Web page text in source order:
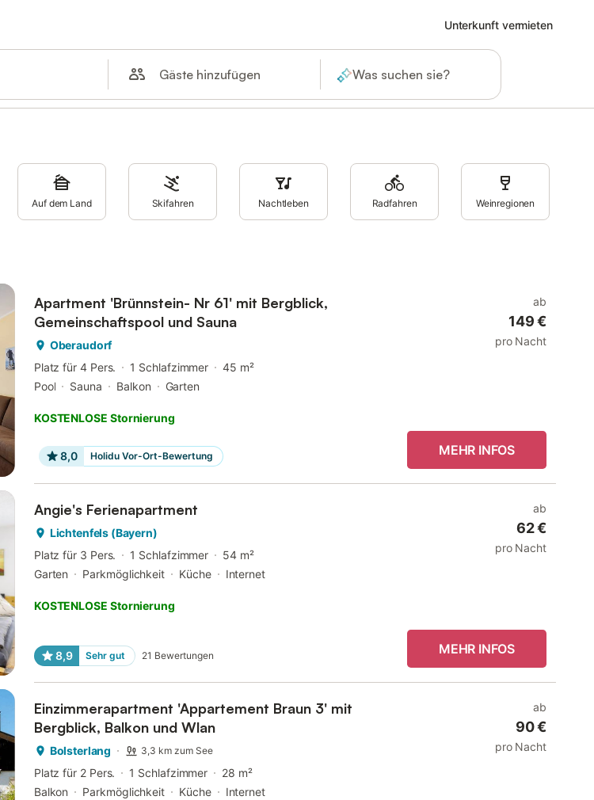
Unterkunft vermieten
Gäste hinzufügen Was suchen sie?
Auf dem Land Skifahren Nachtleben Radfahren Weinregionen
Apartment 'Brünnstein- Nr 61' mit Bergblick,
Gemeinschaftspool und Sauna
Oberaudorf
Platz für 4 Pers.
1 Schlafzimmer
45 m²
Pool
Sauna Balkon Garten
KOSTENLOSE Stornierung
8,0 Holidu Vor-Ort-Bewertung
ab
149 €
pro Nacht
MEHR INFOS
Angie's Ferienapartment
Lichtenfels (Bayern)
Platz für 3 Pers.
1 Schlafzimmer
54 m²
Garten
Parkmöglichkeit Küche Internet
KOSTENLOSE Stornierung
8,9 Sehr gut 21 Bewertungen
ab
62 €
pro Nacht
MEHR INFOS
Einzimmerapartment 'Appartement Braun 3' mit
Bergblick, Balkon und Wlan
Bolsterlang 3,3 km zum See
Platz für 2 Pers. 1 Schlafzimmer
28 m²
Balkon
Parkmöglichkeit Küche Internet
ab
90 €
pro Nacht